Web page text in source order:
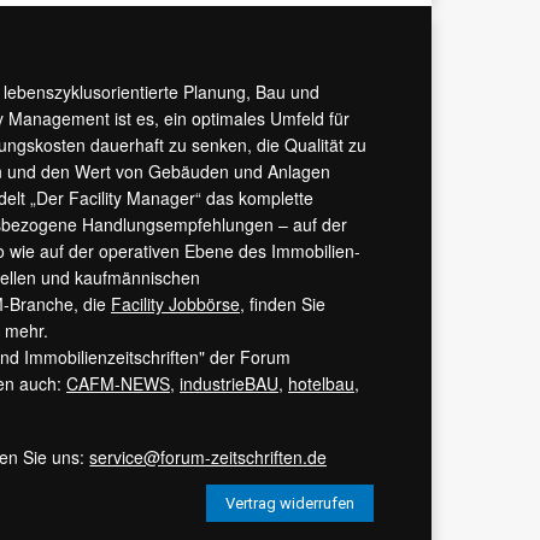
Planung, Bau und
ist es, ein optimales Umfeld für
dauerhaft zu senken, die Qualität zu
den Wert von Gebäuden und Anlagen
„Der Facility Manager“ das komplette
Handlungsempfehlungen – auf der
auf der operativen Ebene des Immobilien-
und kaufmännischen
Branche, die Facility Jobbörse, finden Sie
Immobilienzeitschriften" der Forum
auch: CAFM-NEWS, industrieBAU, hotelbau,
Sie uns:service@forum-zeitschriften.de
Vertrag widerrufen